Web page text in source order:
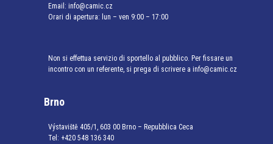
Email: info@camic.cz
Orari di apertura: lun – ven 9:00 – 17:00
Non si effettua servizio di sportello al pubblico. Per fissare un
incontro con un referente, si prega di scrivere a info@camic.cz
Brno
Výstaviště 405/1, 603 00 Brno – Repubblica Ceca
Tel: +420 548 136 340